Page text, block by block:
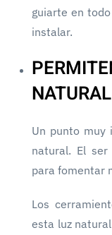
guiarte en
instalar.
NATURAL
Un punto muy
natural. El
para fomentar
Los
esta luz